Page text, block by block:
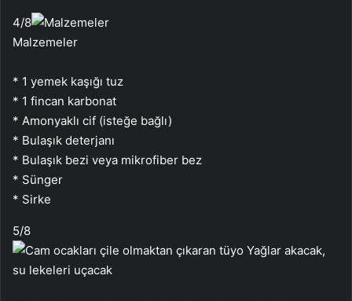
4/8
Malzemeler
* 1 yemek kaşığı tuz
* 1 fincan karbonat
* Amonyaklı cif (isteğe bağlı)
* Bulaşık deterjanı
* Bulaşık bezi veya mikrofiber bez
* Sünger
* Sirke
5/8